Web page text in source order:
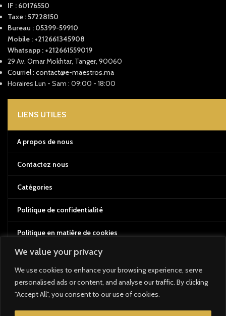
We value your privacy
We use cookies to enhance your browsing experience, serve
personalised ads or content, and analyse our traffic. By clicking
"Accept All", you consent to our use of cookies.
IF : 60176550
Taxe : 57228150
Bureau : 05399-59910
Mobile : +212661345908
Whatsapp : +212661559019
29 Av. Omar Mokhtar, Tanger, 90060
Courriel : contact@e-maestros.ma
Horaires Lun - Sam : 09:00 - 18:00
LIENS UTILES
A propos de nous
Contactez nous
Catégories
Politique de confidentialité
Politique en matière de cookies
Conditions d'utilisation
Politique de retour et de remboursement